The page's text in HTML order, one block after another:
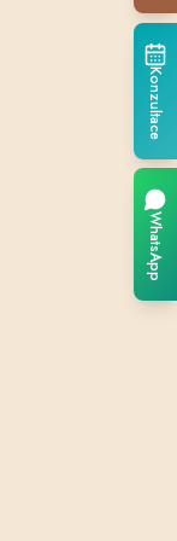
WhatsApp
Konzultace